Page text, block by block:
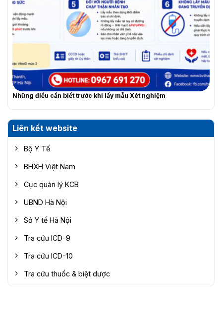
Những điều cần biết trước khi lấy mẫu Xét nghiệm
Liên kết website
Bộ Y Tế
BHXH Việt Nam
Cục quản lý KCB
UBND Hà Nội
Sở Y tế Hà Nội
Tra cứu ICD-9
Tra cứu ICD-10
Tra cứu thuốc & biệt dược